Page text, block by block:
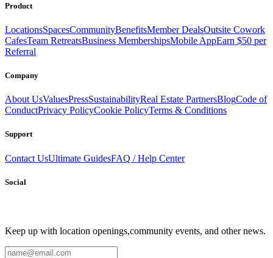
Product
LocationsSpacesCommunityBenefitsMember DealsOutsite Cowork
CafesTeam RetreatsBusiness MembershipsMobile AppEarn $50 per
Referral
Company
About UsValuesPressSustainabilityReal Estate PartnersBlogCode of
ConductPrivacy PolicyCookie PolicyTerms & Conditions
Support
Contact UsUltimate GuidesFAQ / Help Center
Social
Keep up with location openings,community events, and other news.
Email